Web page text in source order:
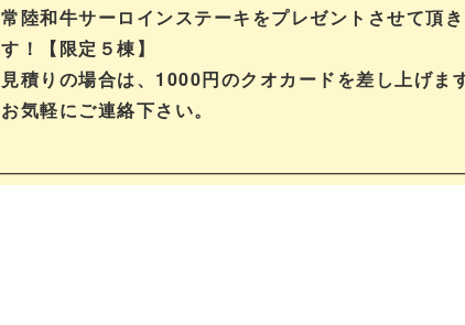
常陸和牛サーロインステーキをプレゼントさせて頂き
す！【限定５棟】
見積りの場合は、1000円のクオカードを差し上げます
お気軽にご連絡下さい。